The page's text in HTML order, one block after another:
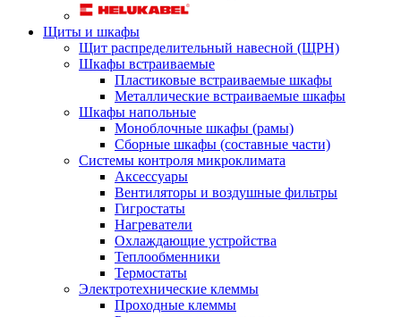
Щиты и шкафы
Щит распределительный навесной (ЩРН)
Шкафы встраиваемые
Пластиковые встраиваемые шкафы
Металлические встраиваемые шкафы
Шкафы напольные
Моноблочные шкафы (рамы)
Сборные шкафы (составные части)
Системы контроля микроклимата
Аксессуары
Вентиляторы и воздушные фильтры
Гигростаты
Нагреватели
Охлаждающие устройства
Теплообменники
Термостаты
Электротехнические клеммы
Проходные клеммы